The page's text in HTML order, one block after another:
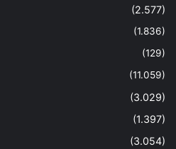
(2.577)
(1.836)
(129)
(11.059)
(3.029)
(1.397)
(3.054)